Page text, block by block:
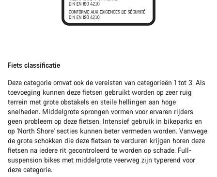
Fiets classificatie
Deze categorie omvat ook de vereisten van categorieën 1 tot 3. Als
toevoeging kunnen deze fietsen gebruikt worden op zeer ruig
terrein met grote obstakels en steile hellingen aan hoge
snelheden. Middelgrote sprongen vormen voor ervaren rijders
geen probleem op deze fietsen. Intensief gebruik in bikeparks en
op 'North Shore' secties kunnen beter vermeden worden. Vanwege
de grote schokken die deze fietsen te verduren krijgen horen deze
fietsen na iedere rit gecontroleerd te worden op schade. Full-
suspension bikes met middelgrote veerweg zijn typerend voor
deze categorie.